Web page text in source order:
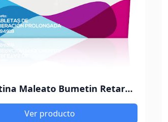
Trimebutina Maleato Bumetin Retard 300 Mg X 20 Tabletas Liberación Prolongada
Ver producto